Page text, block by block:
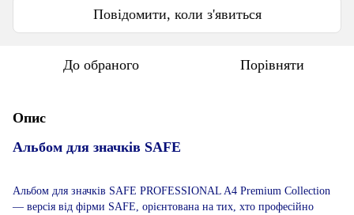
Повідомити, коли з'явиться
До обраного Порівняти
Опис
Альбом для значків SAFE
Альбом для значків SAFE PROFESSIONAL A4 Premium Collection
― версія від фірми SAFE, орієнтована на тих, хто професійно